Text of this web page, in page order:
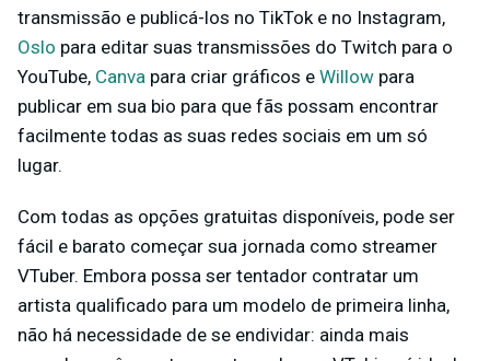
transmissão e publicá-los no TikTok e no Instagram,
Oslo para editar suas transmissões do Twitch para o
YouTube, Canva para criar gráficos e Willow para
publicar em sua bio para que fãs possam encontrar
facilmente todas as suas redes sociais em um só
lugar.
Com todas as opções gratuitas disponíveis, pode ser
fácil e barato começar sua jornada como streamer
VTuber. Embora possa ser tentador contratar um
artista qualificado para um modelo de primeira linha,
não há necessidade de se endividar: ainda mais